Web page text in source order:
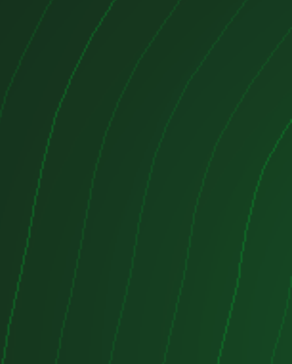
, entregados a 1,750-2,500
Normativa de emisiones:
Euro 5 (actualizado a Euro 6 en algunos casos tras
Diseño y Construcción
Hierro fundido, robusto y
diseñado para soportar altas presiones.
Aluminio, con canales optimizados para una
mejor disipación del calor.
Correa dentada, que
requiere mantenimiento periódico.
Aproximadamente
(incluyendo componentes auxiliares).
Aplicaciones en Vehículos
modelos más comunes son:
Audi A3 (8P y 8V).
Audi A4 (B8).
Audi A5.
Audi Q3.
Passat (B6 y B7).
Golf (VI y VII).
SEAT: